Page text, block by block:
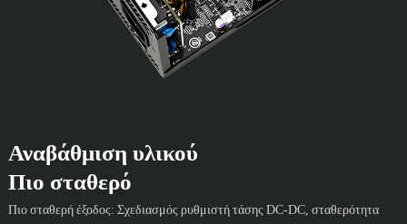
Αναβάθμιση υλικού
Πιο σταθερό
Πιο σταθερή έξοδος: Σχεδιασμός ρυθμιστή τάσης DC-DC, σταθερότητα